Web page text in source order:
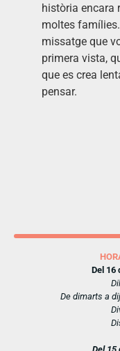
història encara
moltes
missatge que
primera vista,
que es crea
pensar.
Del 16
De dimarts a